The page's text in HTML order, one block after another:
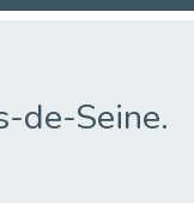
de-Seine.